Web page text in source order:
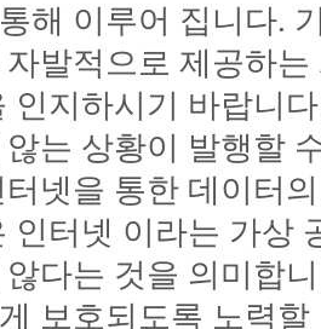
해 이루어 집니다.
발적으로 제공하
인지하시기 바랍니
는 상황이 발행할
넷을 통한 데이터
인터넷 이라는 가상
다는 것을 의미합
보호되도록 노력